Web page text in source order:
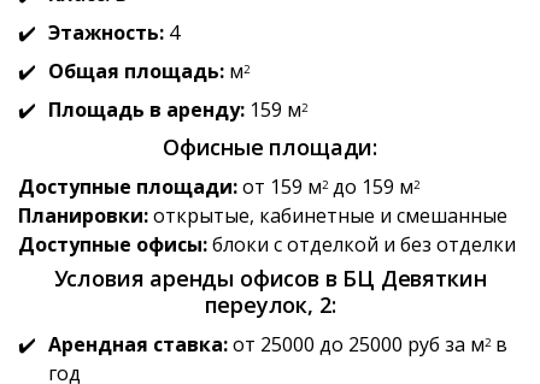
Этажность: 4
Общая площадь: м2
Площадь в аренду: 159 м2
Офисные площади:
Доступные площади:от 159 м2до 159 м2
Планировки:открытые, кабинетные и смешанные
Доступные офисы:блоки с отделкой и без отделки
Условия аренды офисов в БЦ Девяткин
переулок, 2:
Арендная ставка:от 25000 до 25000 руб за м2в
год